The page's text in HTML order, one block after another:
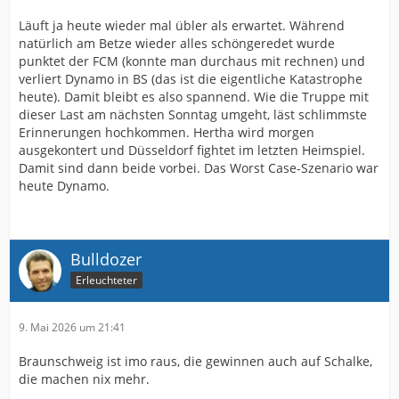
Läuft ja heute wieder mal übler als erwartet. Während
natürlich am Betze wieder alles schöngeredet wurde
punktet der FCM (konnte man durchaus mit rechnen) und
verliert Dynamo in BS (das ist die eigentliche Katastrophe
heute). Damit bleibt es also spannend. Wie die Truppe mit
dieser Last am nächsten Sonntag umgeht, läst schlimmste
Erinnerungen hochkommen. Hertha wird morgen
ausgekontert und Düsseldorf fightet im letzten Heimspiel.
Damit sind dann beide vorbei. Das Worst Case-Szenario war
heute Dynamo.
Bulldozer
Erleuchteter
9. Mai 2026 um 21:41
Braunschweig ist imo raus, die gewinnen auch auf Schalke,
die machen nix mehr.